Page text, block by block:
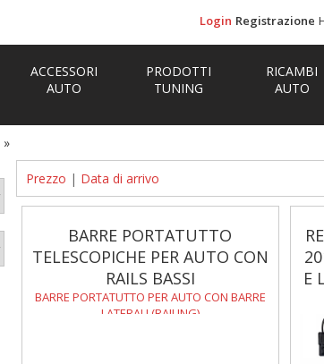
Login Registrazione
ACCESSORI
AUTO
PRODOTTI
TUNING
RICAMBI
AUTO
»
Prezzo | Data di arrivo
BARRE PORTATUTTO
TELESCOPICHE PER AUTO CON
RAILS BASSI
BARRE PORTATUTTO PER AUTO CON BARRE
LATERALI (RAILING)
E